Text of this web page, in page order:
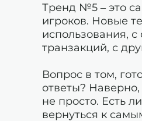
Тренд №5 – это
игроков. Новые
использования,
транзакций, с
Вопрос в том,
ответы?
не просто. Есть
вернуться к